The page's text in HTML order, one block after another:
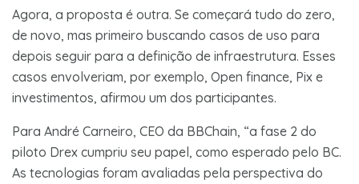
Agora, a proposta é outra. Se começará tudo do zero,
de novo, mas primeiro buscando casos de uso para
depois seguir para a definição de infraestrutura. Esses
casos envolveriam, por exemplo, Open finance, Pix e
investimentos, afirmou um dos participantes.
Para André Carneiro, CEO da BBChain, “a fase 2 do
piloto Drex cumpriu seu papel, como esperado pelo BC.
As tecnologias foram avaliadas pela perspectiva do